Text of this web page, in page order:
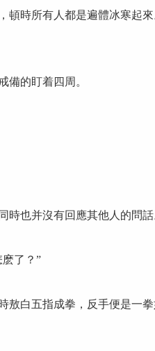
時所有人都是遍體冰寒起來
的盯着四周。
也并沒有回應其他人的問話
了？”
白五指成拳，反手便是一拳